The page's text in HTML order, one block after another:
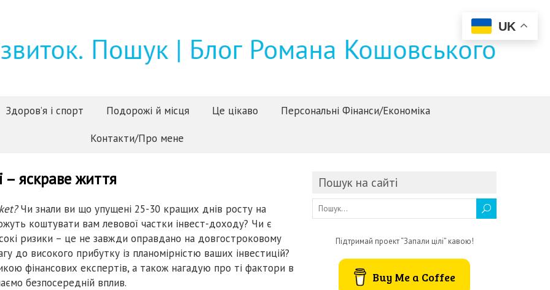
Здоров’я і спорт Подорожі й місця Це цікаво Персональні Фінанси/Економіка
Контакти/Про мене
– яскраве життя
Чи знали ви що упущені 25-30 кращих днів росту на
коштувати вам левової частки інвест-доходу? Чи є
ризики – це не завжди оправдано на довгостроковому
до високого прибутку із планомірністю ваших інвестицій?
фінансових експертів, а також нагадую про ті фактори в
безпосередній вплив.
Пошук на сайті
Підтримай проект “Запали цілі” кавою!
Buy Me a Coffee
UK